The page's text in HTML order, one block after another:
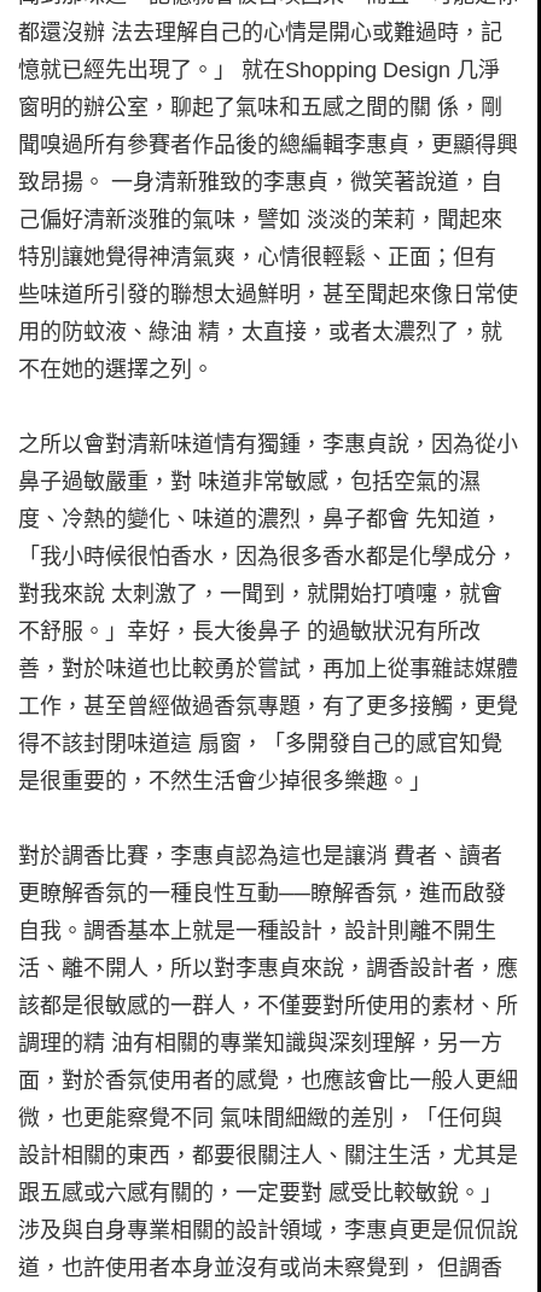
都還沒辦 法去理解自己的心情是開心或難過時，記
憶就已經先出現了。」 就在Shopping Design 几淨
窗明的辦公室，聊起了氣味和五感之間的關 係，剛
聞嗅過所有參賽者作品後的總編輯李惠貞，更顯得興
致昂揚。 一身清新雅致的李惠貞，微笑著說道，自
己偏好清新淡雅的氣味，譬如 淡淡的茉莉，聞起來
特別讓她覺得神清氣爽，心情很輕鬆、正面；但有
些味道所引發的聯想太過鮮明，甚至聞起來像日常使
用的防蚊液、綠油 精，太直接，或者太濃烈了，就
不在她的選擇之列。
之所以會對清新味道情有獨鍾，李惠貞說，因為從小
鼻子過敏嚴重，對 味道非常敏感，包括空氣的濕
度、冷熱的變化、味道的濃烈，鼻子都會 先知道，
「我小時候很怕香水，因為很多香水都是化學成分，
對我來說 太刺激了，一聞到，就開始打噴嚏，就會
不舒服。」幸好，長大後鼻子 的過敏狀況有所改
善，對於味道也比較勇於嘗試，再加上從事雜誌媒體
工作，甚至曾經做過香氛專題，有了更多接觸，更覺
得不該封閉味道這 扇窗，「多開發自己的感官知覺
是很重要的，不然生活會少掉很多樂趣。」
對於調香比賽，李惠貞認為這也是讓消 費者、讀者
更瞭解香氛的一種良性互動──瞭解香氛，進而啟發
自我。調香基本上就是一種設計，設計則離不開生
活、離不開人，所以對李惠貞來說，調香設計者，應
該都是很敏感的一群人，不僅要對所使用的素材、所
調理的精 油有相關的專業知識與深刻理解，另一方
面，對於香氛使用者的感覺，也應該會比一般人更細
微，也更能察覺不同 氣味間細緻的差別，「任何與
設計相關的東西，都要很關注人、關注生活，尤其是
跟五感或六感有關的，一定要對 感受比較敏銳。」
涉及與自身專業相關的設計領域，李惠貞更是侃侃說
道，也許使用者本身並沒有或尚未察覺到， 但調香